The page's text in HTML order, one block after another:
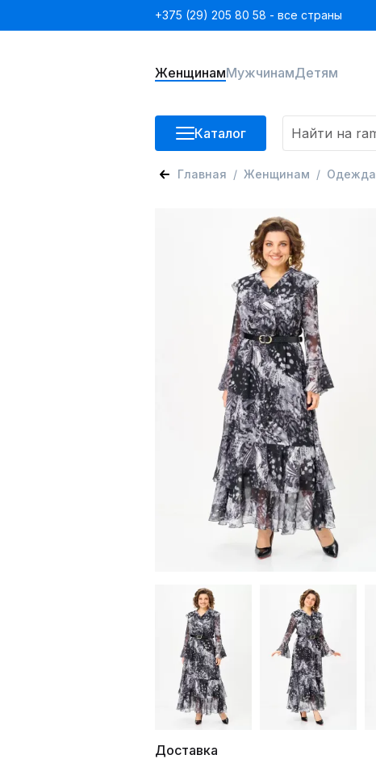
+375 (29) 205 80 58 - все страны
ЖенщинамМужчинамДетям
Каталог
Главная Женщинам Одежда
Доставка